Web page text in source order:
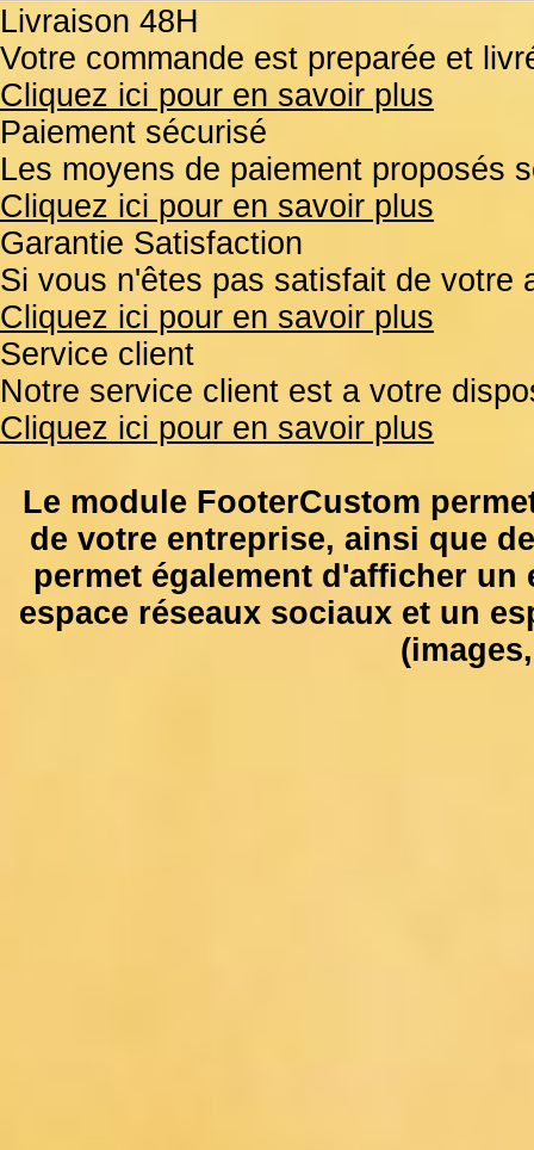
Livraison 48H
Votre commande est preparée et
Cliquez ici pour en savoir plus
Paiement sécurisé
Les moyens de paiement proposés
Cliquez ici pour en savoir plus
Garantie Satisfaction
Si vous n'êtes pas satisfait de votre
Cliquez ici pour en savoir plus
Service client
Notre service client est a votre
Cliquez ici pour en savoir plus
Le module FooterCustom
de votre entreprise, ainsi que
permet également d'afficher
espace réseaux sociaux et un